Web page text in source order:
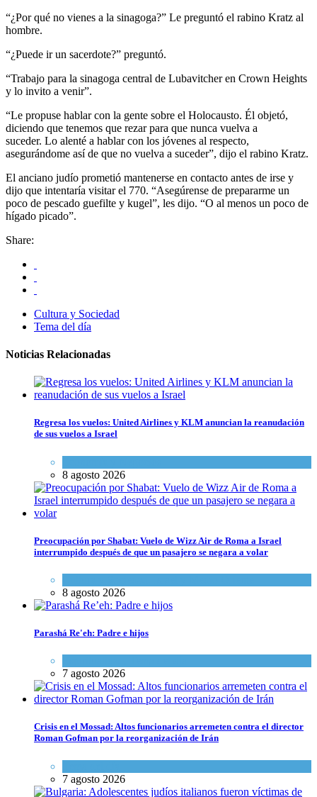
“¿Por qué no vienes a la sinagoga?” Le preguntó el rabino Kratz al
hombre.
“¿Puede ir un sacerdote?” preguntó.
“Trabajo para la sinagoga central de Lubavitcher en Crown Heights
y lo invito a venir”.
“Le propuse hablar con la gente sobre el Holocausto. Él objetó,
diciendo que tenemos que rezar para que nunca vuelva a
suceder. Lo alenté a hablar con los jóvenes al respecto,
asegurándome así de que no vuelva a suceder”, dijo el rabino Kratz.
El anciano judío prometió mantenerse en contacto antes de irse y
dijo que intentaría visitar el 770. “Asegúrense de prepararme un
poco de pescado guefilte y kugel”, les dijo. “O al menos un poco de
hígado picado”.
Share:
Cultura y Sociedad
Tema del día
Noticias Relacionadas
Regresa los vuelos: United Airlines y KLM anuncian la reanudación
de sus vuelos a Israel
8 agosto 2026
Preocupación por Shabat: Vuelo de Wizz Air de Roma a Israel
interrumpido después de que un pasajero se negara a volar
8 agosto 2026
Parashá Re'eh: Padre e hijos
7 agosto 2026
Crisis en el Mossad: Altos funcionarios arremeten contra el director
Roman Gofman por la reorganización de Irán
7 agosto 2026